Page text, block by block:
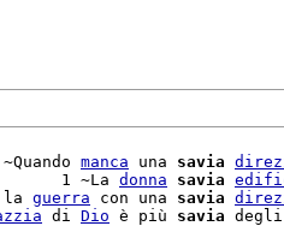
manca una savia
1 ~La donna savia
la guerra con una savia
di Dio è più savia degli